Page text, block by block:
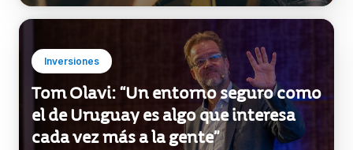
Inversiones
Tom Olavi: “Un entorno seguro como
el de Uruguay es algo que interesa
cada vez más a la gente”